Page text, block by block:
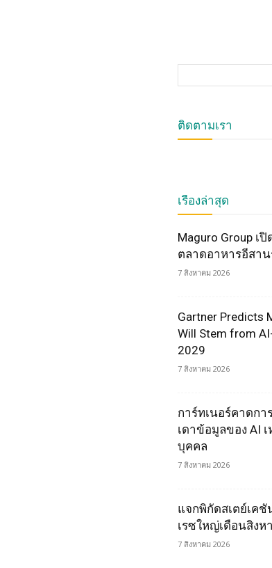
ติดตามเรา
เรื่องล่าสุด
Maguro Group เ
ตลาดอาหารอีสา
7 สิงหาคม 2026
Gartner Predicts
Will Stem from
2029
7 สิงหาคม 2026
การ์ทเนอร์คาดก
เดาข้อมูลของ AI
บุคคล
7 สิงหาคม 2026
แจกพิกัดสเตย์เค
เรซใหญ่เดือนสิงหา
7 สิงหาคม 2026